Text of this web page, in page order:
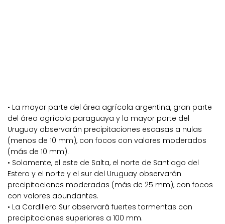
• La mayor parte del área agrícola argentina, gran parte
del área agrícola paraguaya y la mayor parte del
Uruguay observarán precipitaciones escasas a nulas
(menos de 10 mm), con focos con valores moderados
(más de 10 mm).
• Solamente, el este de Salta, el norte de Santiago del
Estero y el norte y el sur del Uruguay observarán
precipitaciones moderadas (más de 25 mm), con focos
con valores abundantes.
• La Cordillera Sur observará fuertes tormentas con
precipitaciones superiores a 100 mm.